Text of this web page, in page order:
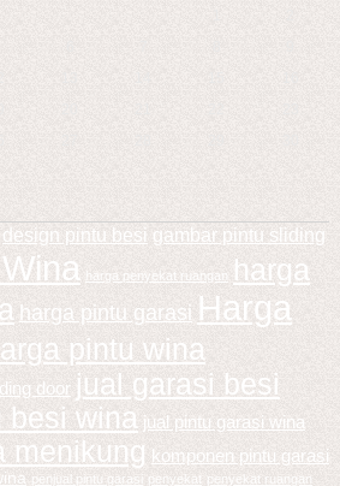
design pintu besi gambar pintu sliding
harga penyekat ruangan
harga
harga pintu garasi Harga
pintu wina
door jual garasi besi
besi wina jual pintu garasi wina
menikung komponen pintu garasi
penjual pintu garasi penyekat penyekat ruangan